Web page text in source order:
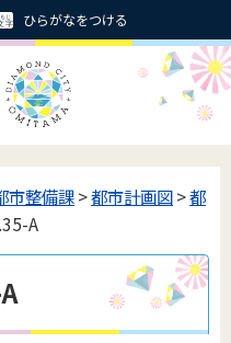
ひらがなをつける
市整備課>都市計画図>都
A